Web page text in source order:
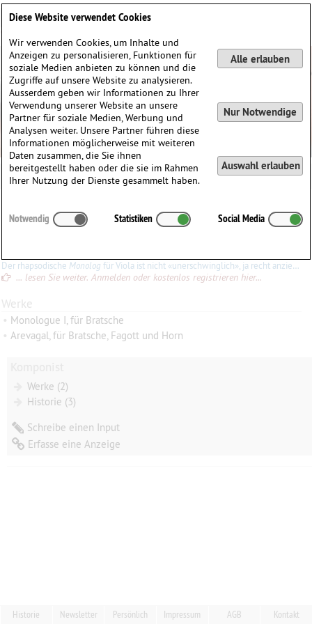
Shoujounian
∗ inGyumri, Armenien
Der rhapsodische Monolog für Viola ist nicht «unerschwinglich», ja recht anziehend, wenn auch einige Intervalle und Sprünge ärgerlich sind.
... lesen Sie weiter. Anmelden oder kostenlos registrieren hier...
Werke
• Monologue I, für Bratsche
• Arevagal, für Bratsche, Fagott und Horn
Werke (2)
Historie (3)
Schreibe einen Input
Erfasse eine Anzeige
Historie Newsletter Persönlich Impressum AGB Kontakt
Diese Website verwendet Cookies
Wir verwenden Cookies, um Inhalte und
Anzeigen zu personalisieren, Funktionen für
soziale Medien anbieten zu können und die
Zugriffe auf unsere Website zu analysieren.
Ausserdem geben wir Informationen zu Ihrer
Verwendung unserer Website an unsere
Partner für soziale Medien, Werbung und
Analysen weiter. Unsere Partner führen diese
Informationen möglicherweise mit weiteren
Daten zusammen, die Sie ihnen
bereitgestellt haben oder die sie im Rahmen
Ihrer Nutzung der Dienste gesammelt haben.
Alle erlauben
Nur Notwendige
Auswahl erlauben
Notwendig Statistiken Social Media